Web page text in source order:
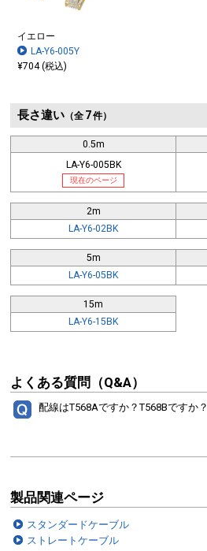
イエロー
LA-Y6-005Y
¥704 (税込)
長さ違い（全 7件）
0.5m
LA-Y6-005BK
現在のページ
2m
LA-Y6-02BK
5m
LA-Y6-05BK
15m
LA-Y6-15BK
よくある質問（Q&A）
配線はT568Aですか？T568Bですか？
製品関連ページ
スタンダードケーブル
ストレートケーブル